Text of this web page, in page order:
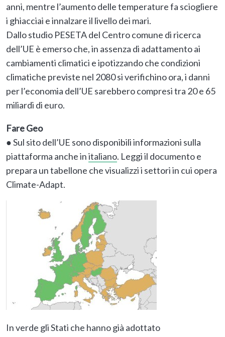
anni, mentre l’aumento delle temperature fa sciogliere
i ghiacciai e innalzare il livello dei mari.
Dallo studio PESETA del Centro comune di ricerca
dell’UE è emerso che, in assenza di adattamento ai
cambiamenti climatici e ipotizzando che condizioni
climatiche previste nel 2080 si verifichino ora, i danni
per l’economia dell’UE sarebbero compresi tra 20 e 65
miliardi di euro.
Fare Geo
● Sul sito dell’UE sono disponibili informazioni sulla
piattaforma anche initaliano. Leggi il documento e
prepara un tabellone che visualizzi i settori in cui opera
Climate-Adapt.
In verde gli Stati che hanno già adottato